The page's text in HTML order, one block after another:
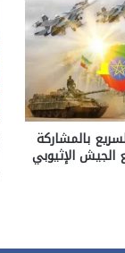
بالمشاركة
الإثيوبي